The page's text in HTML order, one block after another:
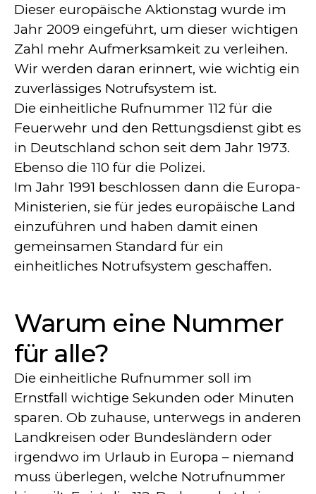
Dieser europäische Aktionstag wurde im
Jahr 2009 eingeführt, um dieser wichtigen
Zahl mehr Aufmerksamkeit zu verleihen.
Wir werden daran erinnert, wie wichtig ein
zuverlässiges Notrufsystem ist.
Die einheitliche Rufnummer 112 für die
Feuerwehr und den Rettungsdienst gibt es
in Deutschland schon seit dem Jahr 1973.
Ebenso die 110 für die Polizei.
Im Jahr 1991 beschlossen dann die Europa-
Ministerien, sie für jedes europäische Land
einzuführen und haben damit einen
gemeinsamen Standard für ein
einheitliches Notrufsystem geschaffen.
Warum eine Nummer
für alle?
Die einheitliche Rufnummer soll im
Ernstfall wichtige Sekunden oder Minuten
sparen. Ob zuhause, unterwegs in anderen
Landkreisen oder Bundesländern oder
irgendwo im Urlaub in Europa – niemand
muss überlegen, welche Notrufnummer